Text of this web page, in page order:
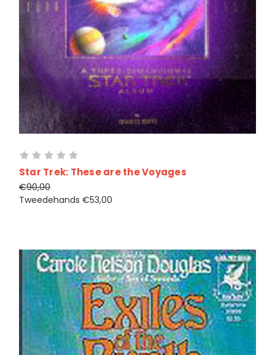
Star Trek: These are the Voyages
€90,00
Tweedehands €53,00